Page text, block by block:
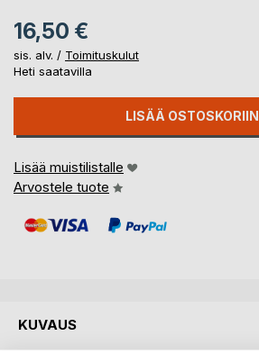
16,50 €
sis. alv. / Toimituskulut
Heti saatavilla
LISÄÄ OSTOSKORIIN
Lisää muistilistalle
Arvostele tuote
KUVAUS